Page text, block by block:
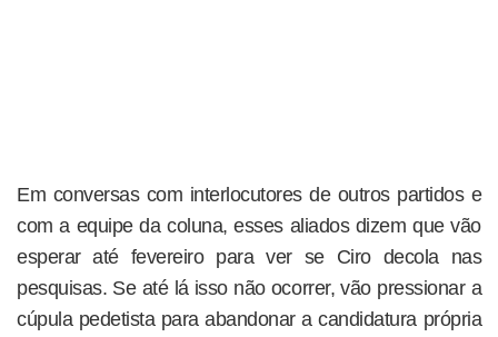
Em conversas com interlocutores de outros partidos e
com a equipe da coluna, esses aliados dizem que vão
esperar até fevereiro para ver se Ciro decola nas
pesquisas. Se até lá isso não ocorrer, vão pressionar a
cúpula pedetista para abandonar a candidatura própria